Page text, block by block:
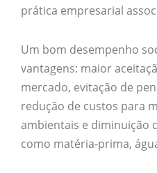
prática empresarial
Um bom desempenho
vantagens: maior
mercado, evitação de
redução de custos para
ambientais e diminuição
como matéria-prima,